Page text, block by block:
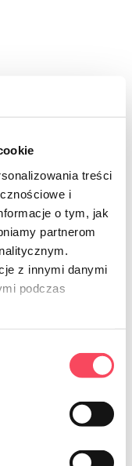
treści
i
o tym, jak
partnerom
z innymi danymi
podczas